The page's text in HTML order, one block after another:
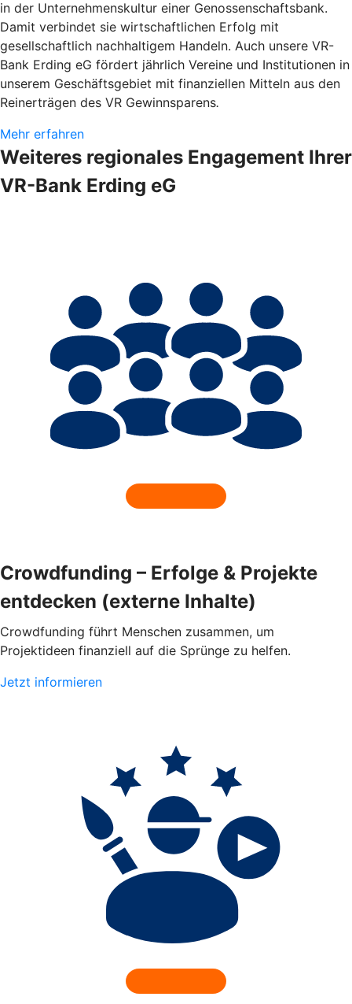
in der Unternehmenskultur einer Genossenschaftsbank.
Damit verbindet sie wirtschaftlichen Erfolg mit
gesellschaftlich nachhaltigem Handeln. Auch unsere VR-
Bank Erding eG fördert jährlich Vereine und Institutionen in
unserem Geschäftsgebiet mit finanziellen Mitteln aus den
Reinerträgen des VR Gewinnsparens.
Mehr erfahren
Weiteres regionales Engagement Ihrer
VR-Bank Erding eG
Crowdfunding – Erfolge & Projekte
entdecken (externe Inhalte)
Crowdfunding führt Menschen zusammen, um
Projektideen finanziell auf die Sprünge zu helfen.
Jetzt informieren